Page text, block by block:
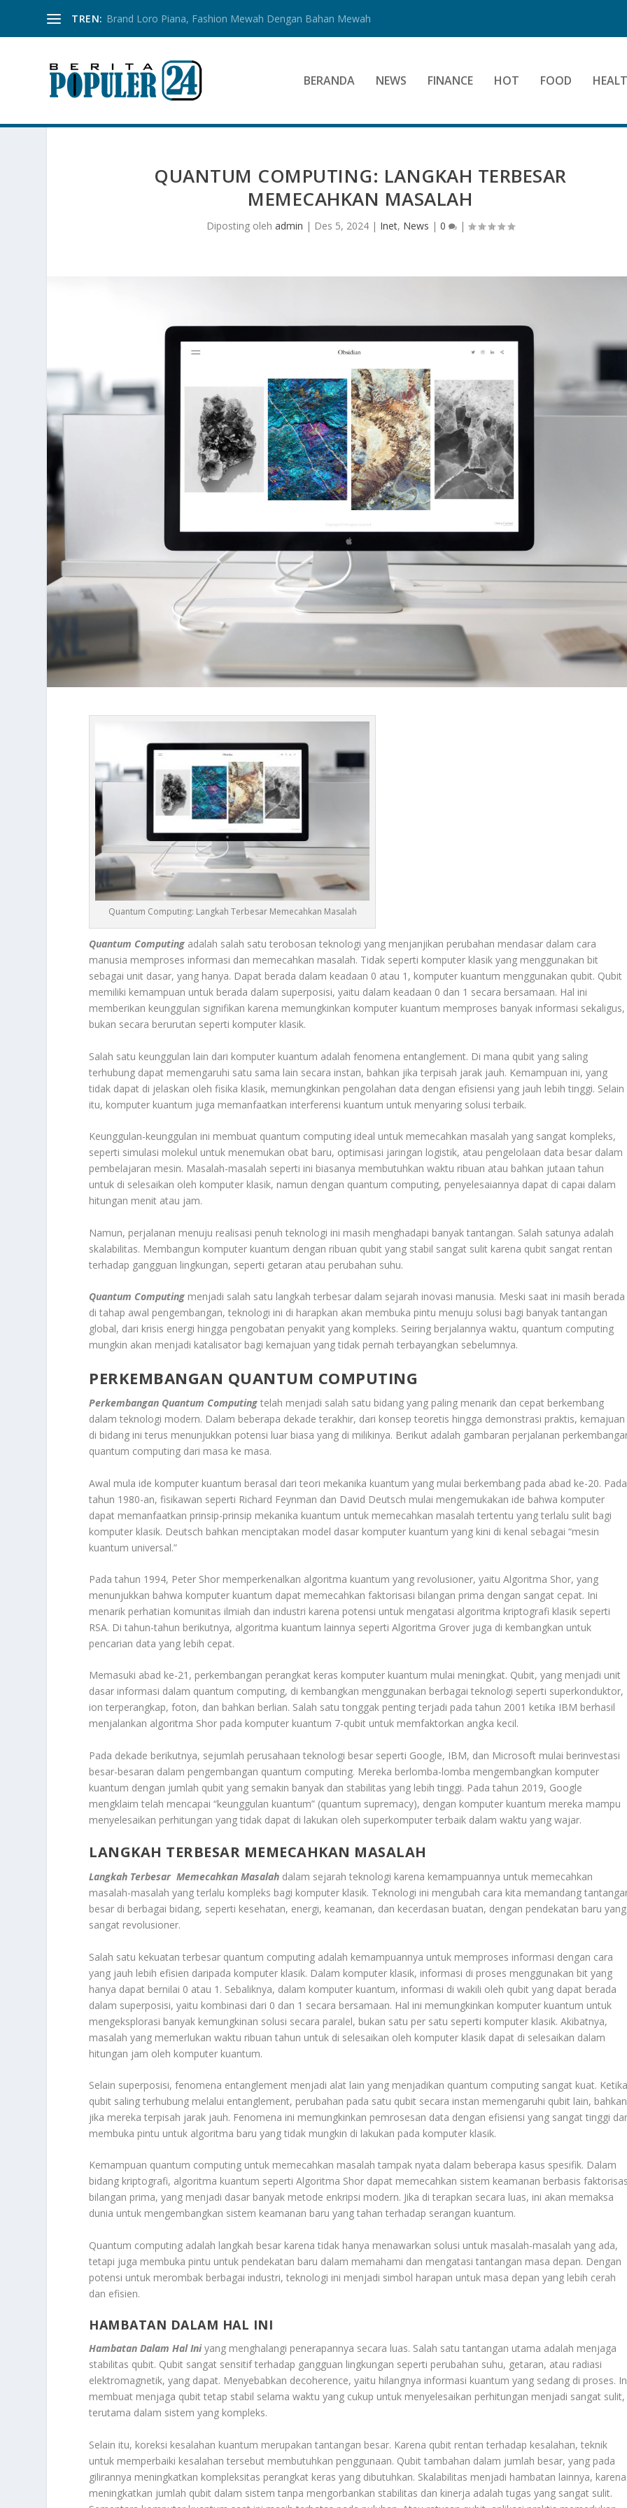
TREN: Brand Loro Piana, Fashion Mewah Dengan Bahan Mewah
BERANDA NEWS FINANCE HOT FOOD
QUANTUM COMPUTING: LANGKAH TERBESAR
MEMECAHKAN MASALAH
Diposting oleh admin | Des 5, 2024| Inet, News | 0 |
Quantum Computing: Langkah Terbesar Memecahkan Masalah
Quantum Computing adalah salah satu terobosan teknologi yang menjanjikan perubahan mendasar dalam cara
manusia memproses informasi dan memecahkan masalah. Tidak seperti komputer klasik yang menggunakan bit
sebagai unit dasar, yang hanya. Dapat berada dalam keadaan 0 atau 1, komputer kuantum menggunakan qubit. Qubit
memiliki kemampuan untuk berada dalam superposisi, yaitu dalam keadaan 0 dan 1 secara bersamaan. Hal ini
memberikan keunggulan signifikan karena memungkinkan komputer kuantum memproses banyak informasi sekaligus,
bukan secara berurutan seperti komputer klasik.
Salah satu keunggulan lain dari komputer kuantum adalah fenomena entanglement. Di mana qubit yang saling
terhubung dapat memengaruhi satu sama lain secara instan, bahkan jika terpisah jarak jauh. Kemampuan ini, yang
tidak dapat di jelaskan oleh fisika klasik, memungkinkan pengolahan data dengan efisiensi yang jauh lebih tinggi. Selain
itu, komputer kuantum juga memanfaatkan interferensi kuantum untuk menyaring solusi terbaik.
Keunggulan-keunggulan ini membuat quantum computing ideal untuk memecahkan masalah yang sangat kompleks,
seperti simulasi molekul untuk menemukan obat baru, optimisasi jaringan logistik, atau pengelolaan data besar dalam
pembelajaran mesin. Masalah-masalah seperti ini biasanya membutuhkan waktu ribuan atau bahkan jutaan tahun
untuk di selesaikan oleh komputer klasik, namun dengan quantum computing, penyelesaiannya dapat di capai dalam
hitungan menit atau jam.
Namun, perjalanan menuju realisasi penuh teknologi ini masih menghadapi banyak tantangan. Salah satunya adalah
skalabilitas. Membangun komputer kuantum dengan ribuan qubit yang stabil sangat sulit karena qubit sangat rentan
terhadap gangguan lingkungan, seperti getaran atau perubahan suhu.
Quantum Computing menjadi salah satu langkah terbesar dalam sejarah inovasi manusia. Meski saat ini masih berada
di tahap awal pengembangan, teknologi ini di harapkan akan membuka pintu menuju solusi bagi banyak tantangan
global, dari krisis energi hingga pengobatan penyakit yang kompleks. Seiring berjalannya waktu, quantum computing
mungkin akan menjadi katalisator bagi kemajuan yang tidak pernah terbayangkan sebelumnya.
PERKEMBANGAN QUANTUM COMPUTING
Perkembangan Quantum Computing telah menjadi salah satu bidang yang paling menarik dan cepat berkembang
dalam teknologi modern. Dalam beberapa dekade terakhir, dari konsep teoretis hingga demonstrasi praktis, kemajuan
di bidang ini terus menunjukkan potensi luar biasa yang di milikinya. Berikut adalah gambaran perjalanan
quantum computing dari masa ke masa.
Awal mula ide komputer kuantum berasal dari teori mekanika kuantum yang mulai berkembang pada abad ke-20. Pada
tahun 1980-an, fisikawan seperti Richard Feynman dan David Deutsch mulai mengemukakan ide bahwa komputer
dapat memanfaatkan prinsip-prinsip mekanika kuantum untuk memecahkan masalah tertentu yang terlalu sulit bagi
komputer klasik. Deutsch bahkan menciptakan model dasar komputer kuantum yang kini di kenal sebagai “mesin
kuantum universal.”
Pada tahun 1994, Peter Shor memperkenalkan algoritma kuantum yang revolusioner, yaitu Algoritma Shor, yang
menunjukkan bahwa komputer kuantum dapat memecahkan faktorisasi bilangan prima dengan sangat cepat. Ini
menarik perhatian komunitas ilmiah dan industri karena potensi untuk mengatasi algoritma kriptografi klasik seperti
RSA. Di tahun-tahun berikutnya, algoritma kuantum lainnya seperti Algoritma Grover juga di kembangkan untuk
pencarian data yang lebih cepat.
Memasuki abad ke-21, perkembangan perangkat keras komputer kuantum mulai meningkat. Qubit, yang menjadi unit
dasar informasi dalam quantum computing, di kembangkan menggunakan berbagai teknologi seperti superkonduktor,
ion terperangkap, foton, dan bahkan berlian. Salah satu tonggak penting terjadi pada tahun 2001 ketika IBM berhasil
menjalankan algoritma Shor pada komputer kuantum 7-qubit untuk memfaktorkan angka kecil.
Pada dekade berikutnya, sejumlah perusahaan teknologi besar seperti Google, IBM, dan Microsoft mulai berinvestasi
besar-besaran dalam pengembangan quantum computing. Mereka berlomba-lomba mengembangkan komputer
kuantum dengan jumlah qubit yang semakin banyak dan stabilitas yang lebih tinggi. Pada tahun 2019, Google
mengklaim telah mencapai “keunggulan kuantum” (quantum supremacy), dengan komputer kuantum mereka mampu
menyelesaikan perhitungan yang tidak dapat di lakukan oleh superkomputer terbaik dalam waktu yang wajar.
LANGKAH TERBESAR MEMECAHKAN MASALAH
Langkah Terbesar Memecahkan Masalah dalam sejarah teknologi karena kemampuannya untuk memecahkan
masalah-masalah yang terlalu kompleks bagi komputer klasik. Teknologi ini mengubah cara kita memandang
besar di berbagai bidang, seperti kesehatan, energi, keamanan, dan kecerdasan buatan, dengan pendekatan baru yang
sangat revolusioner.
Salah satu kekuatan terbesar quantum computing adalah kemampuannya untuk memproses informasi dengan cara
yang jauh lebih efisien daripada komputer klasik. Dalam komputer klasik, informasi di proses menggunakan bit yang
hanya dapat bernilai 0 atau 1. Sebaliknya, dalam komputer kuantum, informasi di wakili oleh qubit yang dapat berada
dalam superposisi, yaitu kombinasi dari 0 dan 1 secara bersamaan. Hal ini memungkinkan komputer kuantum untuk
mengeksplorasi banyak kemungkinan solusi secara paralel, bukan satu per satu seperti komputer klasik. Akibatnya,
masalah yang memerlukan waktu ribuan tahun untuk di selesaikan oleh komputer klasik dapat di selesaikan dalam
hitungan jam oleh komputer kuantum.
Selain superposisi, fenomena entanglement menjadi alat lain yang menjadikan quantum computing sangat kuat.
qubit saling terhubung melalui entanglement, perubahan pada satu qubit secara instan memengaruhi qubit lain, bahkan
jika mereka terpisah jarak jauh. Fenomena ini memungkinkan pemrosesan data dengan efisiensi yang sangat tinggi
membuka pintu untuk algoritma baru yang tidak mungkin di lakukan pada komputer klasik.
Kemampuan quantum computing untuk memecahkan masalah tampak nyata dalam beberapa kasus spesifik. Dalam
bidang kriptografi, algoritma kuantum seperti Algoritma Shor dapat memecahkan sistem keamanan berbasis
bilangan prima, yang menjadi dasar banyak metode enkripsi modern. Jika di terapkan secara luas, ini akan memaksa
dunia untuk mengembangkan sistem keamanan baru yang tahan terhadap serangan kuantum.
Quantum computing adalah langkah besar karena tidak hanya menawarkan solusi untuk masalah-masalah yang ada,
tetapi juga membuka pintu untuk pendekatan baru dalam memahami dan mengatasi tantangan masa depan. Dengan
potensi untuk merombak berbagai industri, teknologi ini menjadi simbol harapan untuk masa depan yang lebih cerah
dan efisien.
HAMBATAN DALAM HAL INI
Hambatan Dalam Hal Iniyang menghalangi penerapannya secara luas. Salah satu tantangan utama adalah menjaga
stabilitas qubit. Qubit sangat sensitif terhadap gangguan lingkungan seperti perubahan suhu, getaran, atau radiasi
elektromagnetik, yang dapat. Menyebabkan decoherence, yaitu hilangnya informasi kuantum yang sedang di proses.
membuat menjaga qubit tetap stabil selama waktu yang cukup untuk menyelesaikan perhitungan menjadi sangat sulit,
terutama dalam sistem yang kompleks.
Selain itu, koreksi kesalahan kuantum merupakan tantangan besar. Karena qubit rentan terhadap kesalahan, teknik
untuk memperbaiki kesalahan tersebut membutuhkan penggunaan. Qubit tambahan dalam jumlah besar, yang pada
gilirannya meningkatkan kompleksitas perangkat keras yang dibutuhkan. Skalabilitas menjadi hambatan lainnya, karena
meningkatkan jumlah qubit dalam sistem tanpa mengorbankan stabilitas dan kinerja adalah tugas yang sangat sulit.